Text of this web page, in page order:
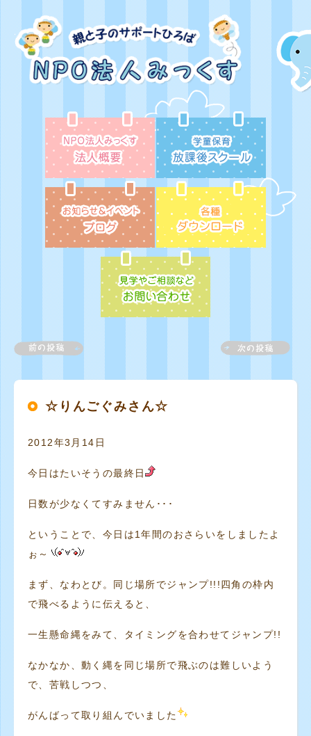
☆りんごぐみさん☆
2012年3月14日
今日はたいそうの最終日
日数が少なくてすみません･･･
ということで、今日は1年間のおさらいをしましたよ
ぉ～
まず、なわとび。同じ場所でジャンプ!!!四角の枠内
で飛べるように伝えると、
一生懸命縄をみて、タイミングを合わせてジャンプ!!
なかなか、動く縄を同じ場所で飛ぶのは難しいよう
で、苦戦しつつ、
がんばって取り組んでいました